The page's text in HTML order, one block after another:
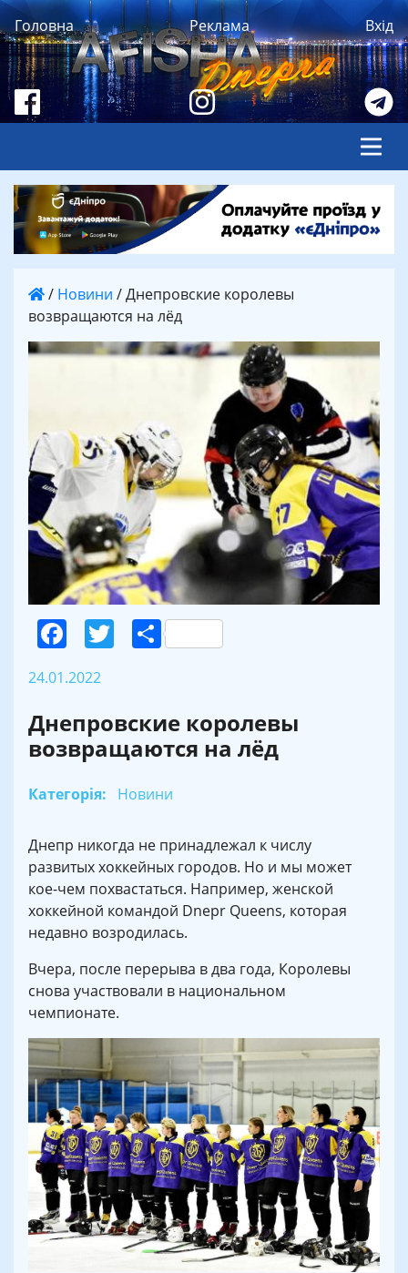
Головна Реклама Вхід
/ Новини /Днепровские королевы
возвращаются на лёд
Facebook
Twitter
Поділитися
24.01.2022
Днепровские королевы
возвращаются на лёд
Категорія: Новини
Днепр никогда не принадлежал к числу
развитых хоккейных городов. Но и мы может
кое-чем похвастаться. Например, женской
хоккейной командой Dnepr Queens, которая
недавно возродилась.
Вчера, после перерыва в два года, Королевы
снова участвовали в национальном
чемпионате.